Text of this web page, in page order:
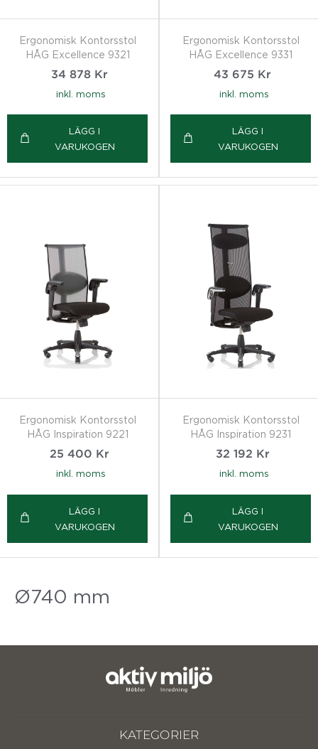
Ergonomisk Kontorsstol
HÅG Excellence 9321
34 878 Kr
inkl. moms
LÄGG I
VARUKOGEN
Ergonomisk Kontorsstol
HÅG Excellence 9331
43 675 Kr
inkl. moms
LÄGG I
VARUKOGEN
Ergonomisk Kontorsstol
HÅG Inspiration 9221
25 400 Kr
inkl. moms
LÄGG I
VARUKOGEN
Ergonomisk Kontorsstol
HÅG Inspiration 9231
32 192 Kr
inkl. moms
LÄGG I
VARUKOGEN
Ø740 mm
KATEGORIER